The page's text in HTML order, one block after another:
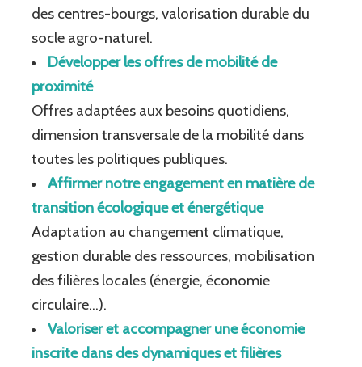
des centres-bourgs, valorisation durable du
socle agro-naturel.
Développer les offres de mobilité de
proximité
Offres adaptées aux besoins quotidiens,
dimension transversale de la mobilité dans
toutes les politiques publiques.
Affirmer notre engagement en matière de
transition écologique et énergétique
Adaptation au changement climatique,
gestion durable des ressources, mobilisation
des filières locales (énergie, économie
circulaire…).
Valoriser et accompagner une économie
inscrite dans des dynamiques et filières